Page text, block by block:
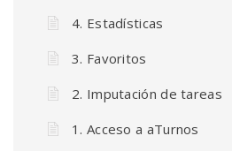
4. Estadísticas
3. Favoritos
2. Imputación de tareas
1. Acceso a aTurnos